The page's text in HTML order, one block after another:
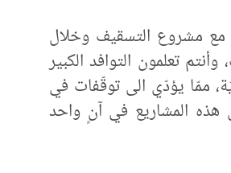
مع مشروع التسقيف وخلال
تعلمون التوافد الكبير
ممّا يؤدّي الى توقّفات في
المشاريع في آنٍ واحد